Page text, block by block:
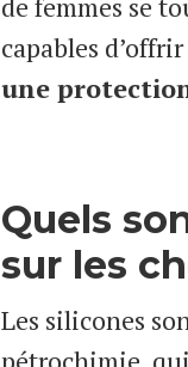
capables
une
Quels
sur les
Les silicones